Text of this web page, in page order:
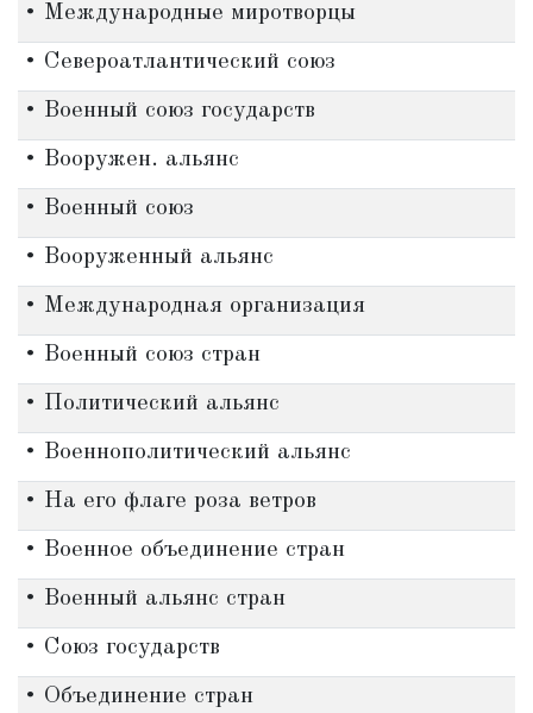
• Международные миротворцы
• Североатлантический союз
• Военный союз государств
• Вооружен. альянс
• Военный союз
• Вооруженный альянс
• Международная организация
• Военный союз стран
• Политический альянс
• Военнополитический альянс
• На его флаге роза ветров
• Военное объединение стран
• Военный альянс стран
• Союз государств
• Объединение стран